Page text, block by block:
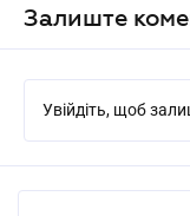
Залиште
Увійдіть, щоб